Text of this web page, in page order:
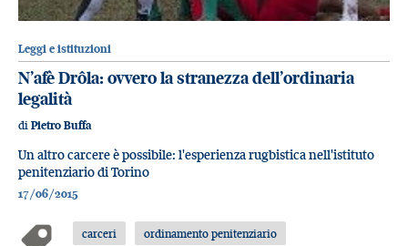
Leggi e istituzioni
N’afè Drôla: ovvero la stranezza dell’ordinaria
legalità
di Pietro Buffa
Un altro carcere è possibile: l'esperienza rugbistica nell'istituto
penitenziario di Torino
17/06/2015
carceri ordinamento penitenziario